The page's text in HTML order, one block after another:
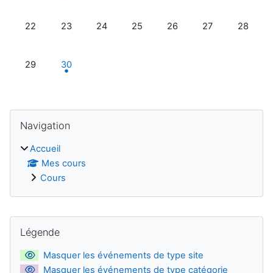
Aucun événement, lundi 22 septembre
22 Aucun événement, mardi 23 septembre
23 Aucun événement, mercredi 24
24 Aucun événement, jeudi 25
25 Aucun événement,
26 Aucun
27 Aucun
28
Aucun événement, lundi 29 septembre
29 1 événement, mardi 30 septembre
30
Blocs
Navigation
Accueil
Mes cours
Cours
Blocs supplémentaires
Légende
Masquer les événements de type site
Masquer les événements de type catégorie